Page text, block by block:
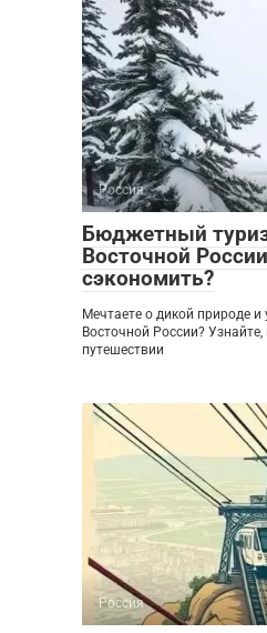
Россия
Бюджетный
Восточной
сэкономить?
Мечтаете о дикой природе и
Восточной России?
путешествии
Россия